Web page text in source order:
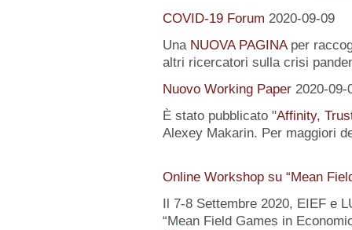
COVID-19 Forum 2020-09-09
Una NUOVA PAGINAper
altri ricercatori sulla crisi
Nuovo Working Paper 2020-09-
È stato pubblicato "Affinity,
Alexey Makarin. Per maggiori
Online Workshop su “Mean
Il 7-8 Settembre 2020, EIEF e
“Mean Field Games in